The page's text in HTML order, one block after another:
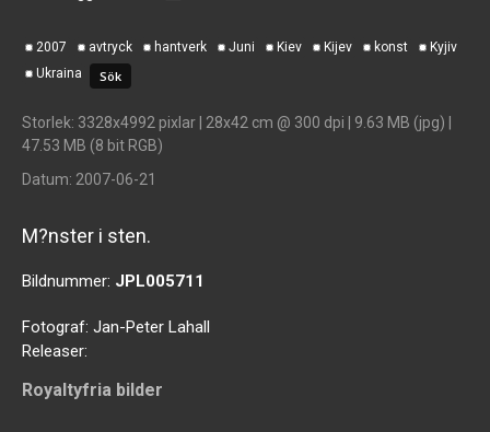
2007 avtryck hantverk Juni Kiev Kijev konst
Kyjiv
Ukraina
Storlek: 3328x4992 pixlar | 28x42 cm @ 300 dpi | 9.63 MB (jpg) |
47.53 MB (8 bit RGB)
Datum: 2007-06-21
M?nster i sten.
Bildnummer: JPL005711
Fotograf: Jan-Peter Lahall
Releaser:
Royaltyfria bilder